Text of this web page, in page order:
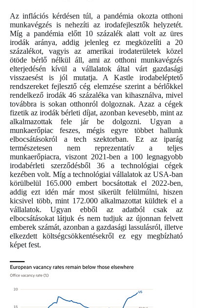
Az inflációs kérdésen túl, a pandémia okozta otthoni
munkavégzés is nehezíti az irodafejlesztők helyzetét.
Míg a pandémia előtt 10 százalék alatt volt az üres
irodák aránya, addig jelenleg ez megközelíti a 20
százalékot, vagyis az amerikai irodaterületek közel
ötöde bérlő nélkül áll, ami az otthoni munkavégzés
elterjedésén kívül a vállalatok által várt gazdasági
visszaesést is jól mutatja. A Kastle irodabeléptető
rendszereket fejlesztő cég elemzése szerint a bérlőkkel
rendelkező irodák 46 százaléka van kihasználva, mivel
továbbra is sokan otthonról dolgoznak. Azaz a cégek
fizetik az irodák bérleti díjat, azonban kevesebb, mint az
alkalmazottak fele jár be dolgozni. Ugyan a
munkaerőpiac feszes, mégis egyre többet hallunk
elbocsátásokról a tech szektorban. Ez az iparág
természetesen nem reprezentatív a teljes
munkaerőpiacra, viszont 2021-ben a 100 legnagyobb
irodabérleti szerződésből 36 a technológiai cégek
kezében volt. Míg a technológiai vállalatok az USA-ban
körülbelül 165.000 embert bocsátottak el 2022-ben,
addig ezt idén már most sikerült felülmúlni, hiszen
kicsivel több, mint 172.000 alkalmazottat küldtek el a
vállalatok. Ugyan ebből az adatból csak az
elbocsátásokat látjuk és nem tudjuk az újonnan felvett
emberek számát, azonban a gazdasági lassulásról, illetve
elkezdett költségcsökkentésekről ez egy megbízható
képet fest.